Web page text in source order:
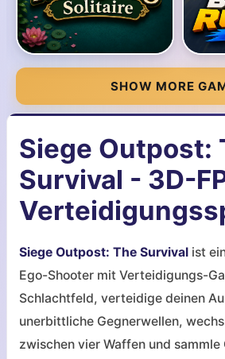
SHOW MORE
Siege Outpost:
Survival - 3D-
Siege Outpost: The Survival ist
Ego-Shooter mit Verteidigungs-
Schlachtfeld, verteidige deinen
unerbittliche Gegnerwellen,
zwischen vier Waffen und sammle